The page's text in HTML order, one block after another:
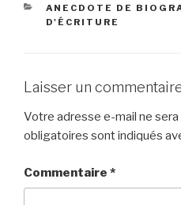
CATÉGORIES
ANECDOTE DE
D'ÉCRITURE
Laisser un
Votre adresse e-mail ne sera
obligatoires sont indiqués
Commentaire *